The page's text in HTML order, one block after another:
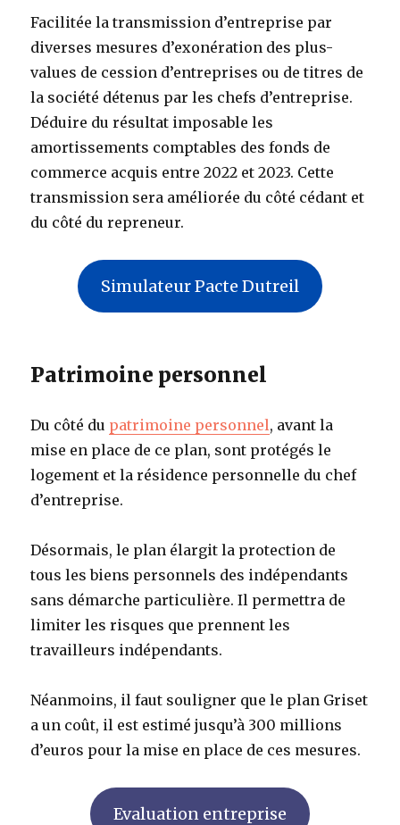
Facilitée la transmission d’entreprise par
diverses mesures d’exonération des plus-
values de cession d’entreprises ou de titres de
la société détenus par les chefs d’entreprise.
Déduire du résultat imposable les
amortissements comptables des fonds de
commerce acquis entre 2022 et 2023. Cette
transmission sera améliorée du côté cédant et
du côté du repreneur.
Simulateur Pacte Dutreil
Patrimoine personnel
Du côté du patrimoine personnel, avant la
mise en place de ce plan, sont protégés le
logement et la résidence personnelle du chef
d’entreprise.
Désormais, le plan élargit la protection de
tous les biens personnels des indépendants
sans démarche particulière. Il permettra de
limiter les risques que prennent les
travailleurs indépendants.
Néanmoins, il faut souligner que le plan Griset
a un coût, il est estimé jusqu’à 300 millions
d’euros pour la mise en place de ces mesures.
Evaluation entreprise